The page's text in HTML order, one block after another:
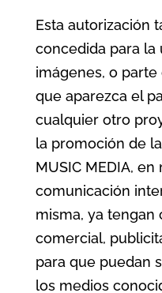
Esta autorización
concedida para la
imágenes, o parte
que aparezca el
cualquier otro
la promoción de
MUSIC MEDIA,
comunicación
misma, ya tengan
comercial,
para que puedan
los medios